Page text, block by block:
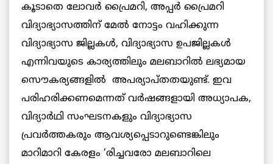
കൂടാതെ ലോവര്‍ പ്രൈമറി, അപ്പര്‍ പ്രൈമറി
വിദ്യാഭ്യാസത്തിന് മേല്‍ നോട്ടം വഹിക്കുന്ന
വിദ്യാഭ്യാസ ജില്ലകള്‍, വിദ്യാഭ്യാസ ഉപജില്ലകള്‍
എന്നിവയുടെ കാര്യത്തിലും മലബാറില്‍ ലഭ്യമായ
സൌകര്യങ്ങളില്‍ അപര്യാപ്തതയുണ്ട്. ഇവ
പരിഹരിക്കണമെന്നത് വര്‍ഷങ്ങളായി അധ്യാപക,
വിദ്യാര്‍ഥി സംഘടനകളും വിദ്യാഭ്യാസ
പ്രവര്‍ത്തകരും ആവശ്യപ്പെടാറുണ്ടെങ്കിലും
മാറിമാറി കേരളം ‘രിച്ചവരോ മലബാറിലെ